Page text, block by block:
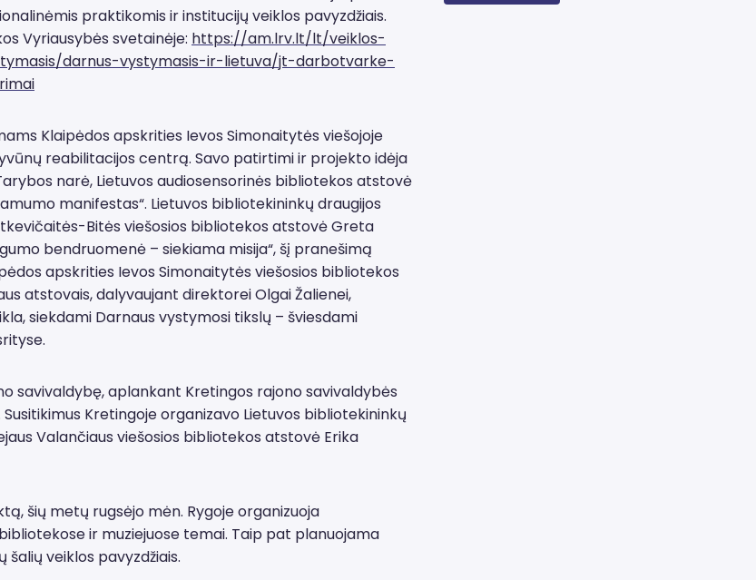
praktikomis ir institucijų veiklos pavyzdžiais.
Vyriausybės svetainėje: https://am.lrv.lt/lt/veiklos-
darnus-vystymasis-ir-lietuva/jt-darbotvarke-
Klaipėdos apskrities Ievos Simonaitytės viešojoje
reabilitacijos centrą. Savo patirtimi ir projekto idėja
narė, Lietuvos audiosensorinės bibliotekos atstovė
manifestas“. Lietuvos bibliotekininkų draugijos
Bitės viešosios bibliotekos atstovė Greta
bendruomenė – siekiama misija“, šį pranešimą
apskrities Ievos Simonaitytės viešosios bibliotekos
atstovais, dalyvaujant direktorei Olgai Žalienei,
siekdami Darnaus vystymosi tikslų – šviesdami
savivaldybę, aplankant Kretingos rajono savivaldybės
Kretingoje organizavo Lietuvos bibliotekininkų
Valančiaus viešosios bibliotekos atstovė Erika
šių metų rugsėjo mėn. Rygoje organizuoja
ir muziejuose temai. Taip pat planuojama
veiklos pavyzdžiais.